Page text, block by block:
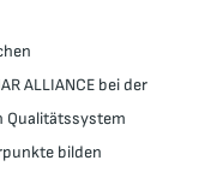
ALLIANCE bei der
Qualitätssystem
bilden